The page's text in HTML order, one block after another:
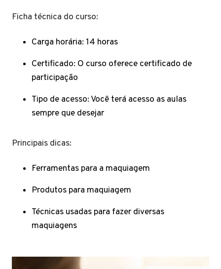
Ficha técnica do curso:
Carga horária: 14 horas
Certificado: O curso oferece certificado de
participação
Tipo de acesso: Você terá acesso as aulas
sempre que desejar
Principais dicas:
Ferramentas para a maquiagem
Produtos para maquiagem
Técnicas usadas para fazer diversas
maquiagens